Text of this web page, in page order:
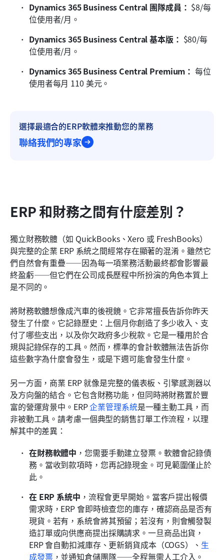
Dynamics 365 Business Central 團隊成員： $8/每
位使用者/月。
Dynamics 365 Business Central 基本版： $80/每
位使用者/月。
Dynamics 365 Business Central Premium： 每位
使用者每月 110 美元。
選擇最適合的ERP軟體來推動您的業務
聯絡我們的專家
ERP 和財務之間有什麼差別？
獨立財務軟體（如 QuickBooks、Xero 或 FreshBooks）
與完整的企業 ERP 系統之間經常存在顯著的混淆。雖然它
們自然會有重疊——因為每一項業務活動最終都會影響最
終盈虧——但它們在公司成長歷程中所扮演的角色本質上
是不同的。
將財務軟體想像成汽車的後視鏡。它非常擅長告訴你昨天
發生了什麼。它記錄歷史：上個月你創造了多少收入、支
付了哪些支出，以及你欠政府多少稅款。它是一種用於合
規與記錄保存的工具。然而，標準的會計軟體無法告訴你
這些數字為什麼會發生，或是下週可能會發生什麼。
另一方面，商業 ERP 就像是完整的儀表板、引擎感測器以
及方向盤的結合。它包含財務功能，但同時將財務置於豐
富的營運背景中。ERP 企業管理系統是一種主動工具，而
非被動工具。請考慮一個典型的銷售訂單工作流程，以理
解其中的差異：
在財務軟體中 ，您需要手動建立發票。軟體會記錄債
務。當收到款項時，您再記錄現金。可見範圍僅止於
此。
在 ERP 系統中 ，流程會更早開始。當客戶提出報價
需求時，ERP 會即時檢查您的庫存，確認商品是否有
現貨。若有，系統會將其預留；若沒有，則會觸發製
造訂單或向供應商提出採購請求。一旦商品出貨，
ERP 會自動扣減庫存、更新銷貨成本（COGS）、 生
成發票，並通知倉儲團隊——全程無需人工介入。